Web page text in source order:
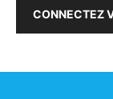
CONNECTEZ